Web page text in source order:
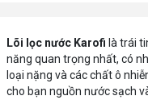
Lõi lọc nước Karofi là trái
năng quan trọng nhất, có
loại nặng và các chất ô
cho bạn nguồn nước sạch